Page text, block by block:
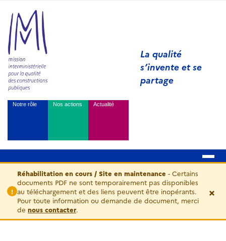
La qualité
s’invente et se
partage
Notre rôle Nos actions Actualité
!
Réhabilitation en cours / Site en maintenance - Certains
documents PDF ne sont temporairement pas disponibles
au téléchargement et des liens peuvent être inopérants.
Pour toute information ou demande de document, merci
de nous contacter.
×